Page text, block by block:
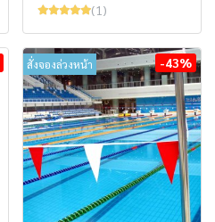
(1)
สั่งจองล่วงหน้า -43%